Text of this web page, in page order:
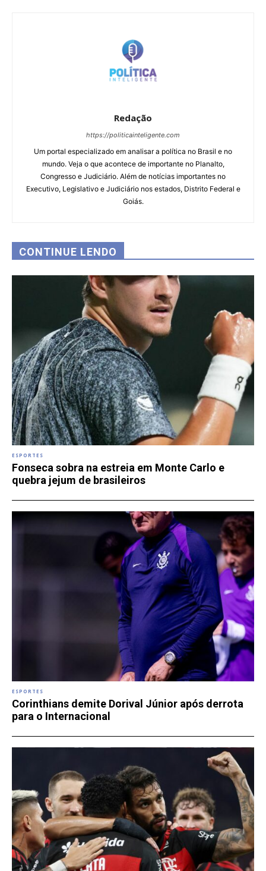
Redação
https://politicainteligente.com
Um portal especializado em analisar a política no Brasil e no
mundo. Veja o que acontece de importante no Planalto,
Congresso e Judiciário. Além de notícias importantes no
Executivo, Legislativo e Judiciário nos estados, Distrito Federal e
Goiás.
CONTINUE LENDO
ESPORTES
Fonseca sobra na estreia em Monte Carlo e
quebra jejum de brasileiros
ESPORTES
Corinthians demite Dorival Júnior após derrota
para o Internacional